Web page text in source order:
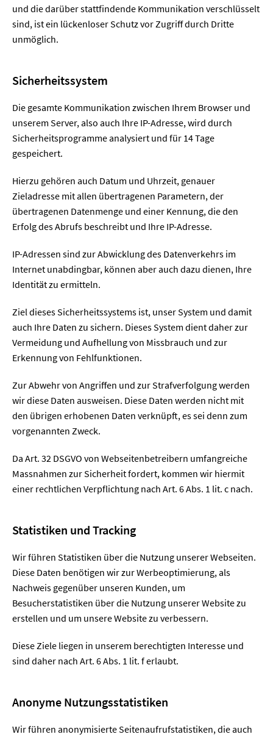
und die darüber stattfindende Kommunikation verschlüsselt
sind, ist ein lückenloser Schutz vor Zugriff durch Dritte
unmöglich.
Sicherheitssystem
Die gesamte Kommunikation zwischen Ihrem Browser und
unserem Server, also auch Ihre IP-Adresse, wird durch
Sicherheitsprogramme analysiert und für 14 Tage
gespeichert.
Hierzu gehören auch Datum und Uhrzeit, genauer
Zieladresse mit allen übertragenen Parametern, der
übertragenen Datenmenge und einer Kennung, die den
Erfolg des Abrufs beschreibt und Ihre IP-Adresse.
IP-Adressen sind zur Abwicklung des Datenverkehrs im
Internet unabdingbar, können aber auch dazu dienen, Ihre
Identität zu ermitteln.
Ziel dieses Sicherheitssystems ist, unser System und damit
auch Ihre Daten zu sichern. Dieses System dient daher zur
Vermeidung und Aufhellung von Missbrauch und zur
Erkennung von Fehlfunktionen.
Zur Abwehr von Angriffen und zur Strafverfolgung werden
wir diese Daten ausweisen. Diese Daten werden nicht mit
den übrigen erhobenen Daten verknüpft, es sei denn zum
vorgenannten Zweck.
Da Art. 32 DSGVO von Webseitenbetreibern umfangreiche
Massnahmen zur Sicherheit fordert, kommen wir hiermit
einer rechtlichen Verpflichtung nach Art. 6 Abs. 1 lit. c nach.
Statistiken und Tracking
Wir führen Statistiken über die Nutzung unserer Webseiten.
Diese Daten benötigen wir zur Werbeoptimierung, als
Nachweis gegenüber unseren Kunden, um
Besucherstatistiken über die Nutzung unserer Website zu
erstellen und um unsere Website zu verbessern.
Diese Ziele liegen in unserem berechtigten Interesse und
sind daher nach Art. 6 Abs. 1 lit. f erlaubt.
Anonyme Nutzungsstatistiken
Wir führen anonymisierte Seitenaufrufstatistiken, die auch